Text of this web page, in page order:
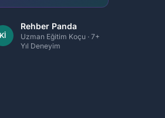
Kİ
Rehber Panda
Uzman Eğitim Koçu · 7+
Yıl Deneyim